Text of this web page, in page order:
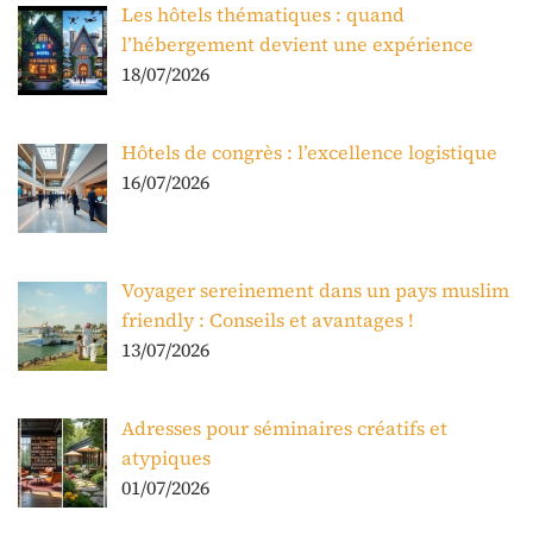
Les hôtels thématiques : quand
l’hébergement devient une expérience
18/07/2026
Hôtels de congrès : l’excellence logistique
16/07/2026
Voyager sereinement dans un pays muslim
friendly : Conseils et avantages !
13/07/2026
Adresses pour séminaires créatifs et
atypiques
01/07/2026